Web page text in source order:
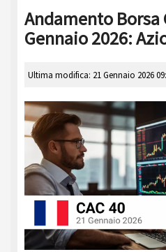
Andamento Borsa
Gennaio 2026:
Ultima modifica: 21 Gennaio 2026